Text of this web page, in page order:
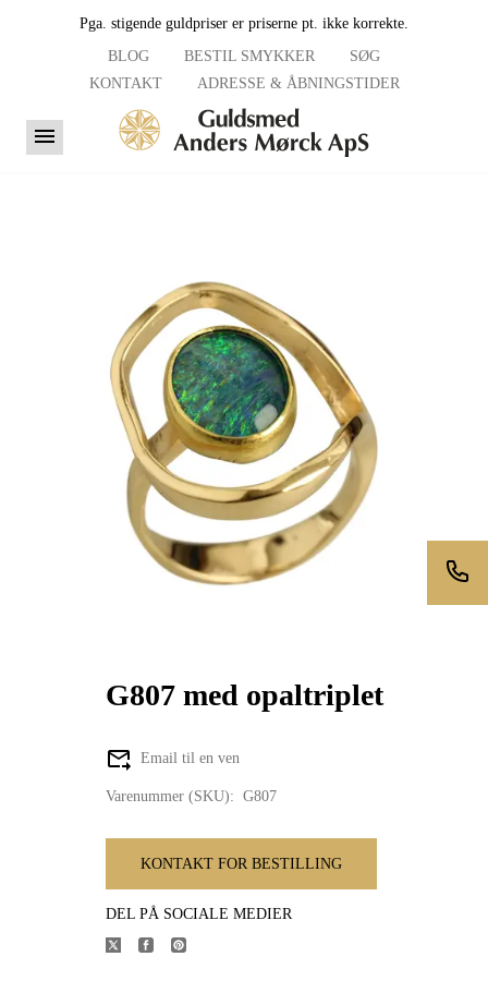
Pga. stigende guldpriser er priserne pt. ikke korrekte.
BLOG
BESTIL SMYKKER
SØG
KONTAKT
ADRESSE & ÅBNINGSTIDER
G807 med opaltriplet
Email til en ven
Varenummer (SKU): G807
KONTAKT FOR BESTILLING
DEL PÅ SOCIALE MEDIER